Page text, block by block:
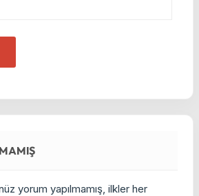
yorum yapılmamış, ilkler her